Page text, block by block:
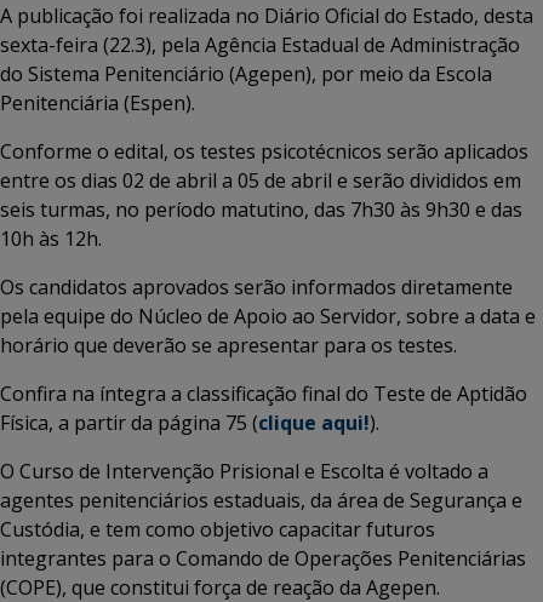
A publicação foi realizada no Diário Oficial do Estado, desta
sexta-feira (22.3), pela Agência Estadual de Administração
do Sistema Penitenciário (Agepen), por meio da Escola
Penitenciária (Espen).
Conforme o edital, os testes psicotécnicos serão aplicados
entre os dias 02 de abril a 05 de abril e serão divididos em
seis turmas, no período matutino, das 7h30 às 9h30 e das
10h às 12h.
Os candidatos aprovados serão informados diretamente
pela equipe do Núcleo de Apoio ao Servidor, sobre a data e
horário que deverão se apresentar para os testes.
Confira na íntegra a classificação final do Teste de Aptidão
Física, a partir da página 75 (clique aqui!).
O Curso de Intervenção Prisional e Escolta é voltado a
agentes penitenciários estaduais, da área de Segurança e
Custódia, e tem como objetivo capacitar futuros
integrantes para o Comando de Operações Penitenciárias
(COPE), que constitui força de reação da Agepen.